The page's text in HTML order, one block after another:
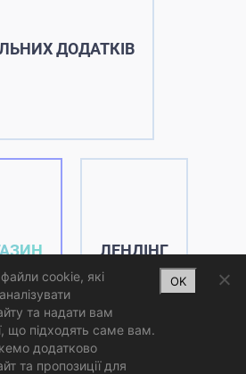
ДОДАТКІВ
ЛЕНДІНГ
cookie, які
та надати вам
що підходять саме вам.
додатково
та пропозиції для
OK